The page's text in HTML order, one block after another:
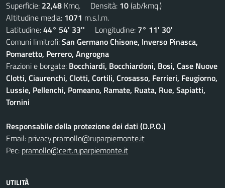
Superficie: 22,48 Kmq. Densità: 10(ab/kmq.)
Altitudine media: 1071 m.s.l.m.
Latitudine:44° 54' 33'' Longitudine: 7° 11' 30'
Comuni limitrofi:San Germano Chisone, Inverso Pinasca,
Pomaretto, Perrero, Angrogna
Frazioni e borgate: Bocchiardi, Bocchiardoni, Bosi, Case Nuove
Clotti, Ciaurenchi, Clotti, Cortili, Crosasso, Ferrieri, Feugiorno,
Lussie, Pellenchi, Pomeano, Ramate, Ruata, Rue, Sapiatti,
Tornini
Responsabile della protezione dei dati (D.P.O.)
Email: privacy.pramollo@ruparpiemonte.it
Pec: pramollo@cert.ruparpiemonte.it
UTILITÀ